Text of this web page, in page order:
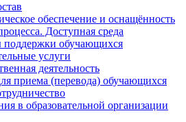
обеспечение и оснащённость
Доступная среда
обучающихся
услуги
деятельность
приема (перевода) обучающихся
в образовательной организации